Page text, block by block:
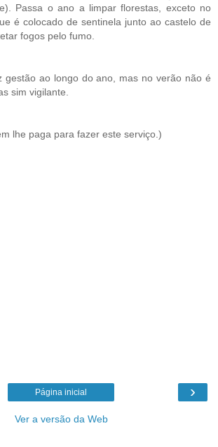
Passa o ano a limpar florestas, exceto no
é colocado de sentinela junto ao castelo de
fogos pelo fumo.
gestão ao longo do ano, mas no verão não é
sim vigilante.
lhe paga para fazer este serviço.)
›
Página inicial
Ver a versão da Web